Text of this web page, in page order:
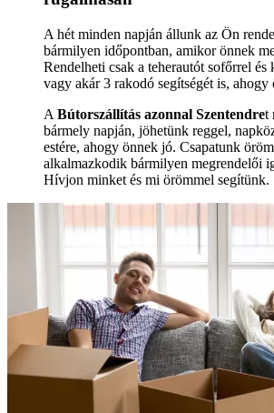
A hét minden napján állunk az Ön
bármilyen időpontban, amikor önnek
Rendelheti csak a teherautót sofőrrel és
vagy akár 3 rakodó segítségét is, ahogy
A Bútorszállítás azonnal Szentendret
bármely napján, jöhetünk reggel,
estére, ahogy önnek jó. Csapatunk
alkalmazkodik bármilyen megrendelői
Hívjon minket és mi örömmel segítünk.